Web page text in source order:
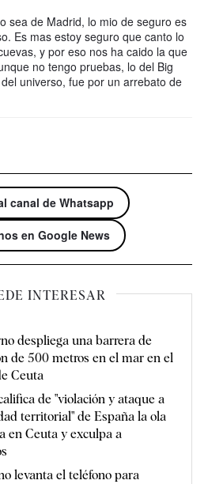
sea de Madrid, lo mio de seguro es
Es mas estoy seguro que canto lo
y por eso nos ha caido la que
no tengo pruebas, lo del Big
universo, fue por un arrebato de
canal de Whatsapp
en Google News
INTERESAR
despliega una barrera de
de 500 metros en el mar en el
Ceuta
de "violación y ataque a
territorial" de España la ola
en Ceuta y exculpa a
levanta el teléfono para